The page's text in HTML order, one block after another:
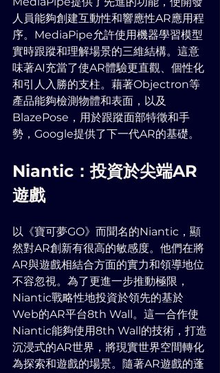
人員能夠創建互動性和響應性AR應用程
序。MediaPipe允許使用機器學習模型
實時跟蹤和理解場景的三維結構。這意
味著AI充當了使AR體驗更直觀、個性化
和引人入勝的支柱。藉著Objectron等
產品能夠檢測物體和表面，以及
BlazePose，用於跟蹤面部特徵和手
勢，Google提供了下一代AR的基礎。
Niantic：投資於尖端AR
遊戲
以《寶可夢GO》而聞名的Niantic，顯
然對AR創新有很高的敏感度。他們在將
AR與遊戲相結合方面的實力和領導地位
不容忽視。為了更進一步推動極限，
Niantic戰略性地投資於領先的基於
Web的AR平台8th Wall。這一合作使
Niantic能夠使用8th Wall的技術，打造
沉浸式的AR世界，將現實世界空間轉化
為探索和遊戲的場景。隨著AR遊戲的蓬